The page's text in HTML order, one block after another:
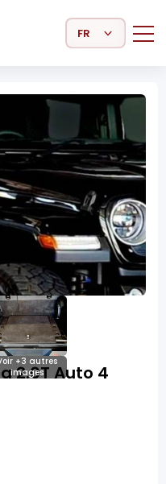
Select Language
+3 autres
images
2.0T Auto 4